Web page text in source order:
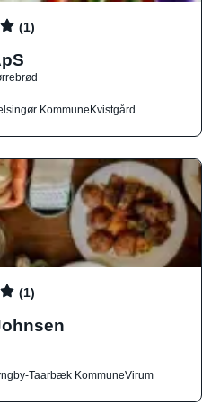
(1)
KommuneKvistgård
(1)
Taarbæk KommuneVirum